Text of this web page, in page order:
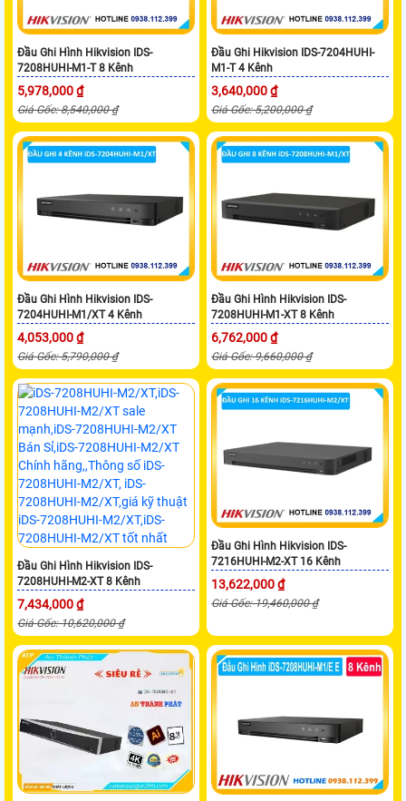
Đầu Ghi Hình Hikvision IDS-
7208HUHI-M1-T 8 Kênh
5,978,000 ₫
Giá Gốc: 8,540,000 ₫
Đầu Ghi Hikvision IDS-7204HUHI-
M1-T 4 Kênh
3,640,000 ₫
Giá Gốc: 5,200,000 ₫
Đầu Ghi Hình Hikvision IDS-
7204HUHI-M1/XT 4 Kênh
4,053,000 ₫
Giá Gốc: 5,790,000 ₫
Đầu Ghi Hình Hikvision IDS-
7208HUHI-M1-XT 8 Kênh
6,762,000 ₫
Giá Gốc: 9,660,000 ₫
Đầu Ghi Hình Hikvision IDS-
7208HUHI-M2-XT 8 Kênh
7,434,000 ₫
Giá Gốc: 10,620,000 ₫
Đầu Ghi Hình Hikvision IDS-
7216HUHI-M2-XT 16 Kênh
13,622,000 ₫
Giá Gốc: 19,460,000 ₫